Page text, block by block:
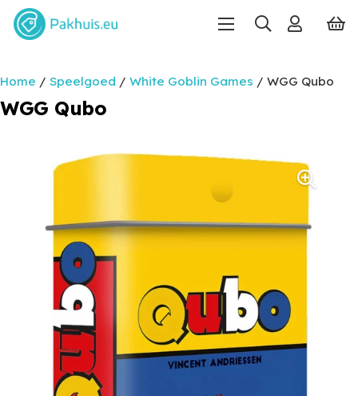
Home / Speelgoed / White Goblin Games / WGG Qubo
WGG Qubo